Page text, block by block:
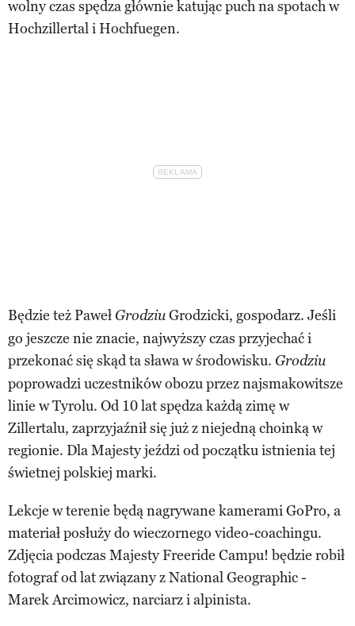
wolny czas spędza głównie katując puch na spotach w
Hochzillertal i Hochfuegen.
Będzie też Paweł GrodziuGrodzicki, gospodarz. Jeśli
go jeszcze nie znacie, najwyższy czas przyjechać i
przekonać się skąd ta sława w środowisku. Grodziu
poprowadzi uczestników obozu przez najsmakowitsze
linie w Tyrolu. Od 10 lat spędza każdą zimę w
Zillertalu, zaprzyjaźnił się już z niejedną choinką w
regionie. Dla Majesty jeździ od początku istnienia tej
świetnej polskiej marki.
Lekcje w terenie będą nagrywane kamerami GoPro, a
materiał posłuży do wieczornego video-coachingu.
Zdjęcia podczas Majesty Freeride Campu! będzie robił
fotograf od lat związany z National Geographic -
Marek Arcimowicz, narciarz i alpinista.